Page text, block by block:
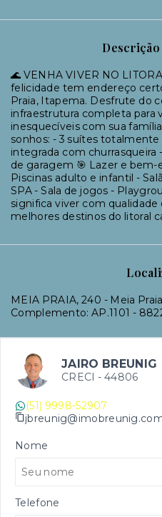
🌊 VENHA VIVER NO
felicidade tem endereço
Praia, Itapema. Desfrute do
infraestrutura completa para
inesquecíveis com sua
sonhos: - 3 suítes totalmente
integrada com churrasqueira
de garagem 🎯 Lazer e bem-
Piscinas adulto e infantil -
SPA - Sala de jogos -
significa viver com
melhores destinos do litoral
MEIA PRAIA, 240 - Meia
Complemento: AP.1101 -
JAIRO BREUNIG
CRECI - 44806
(51) 9998-52907
Nome
Telefone